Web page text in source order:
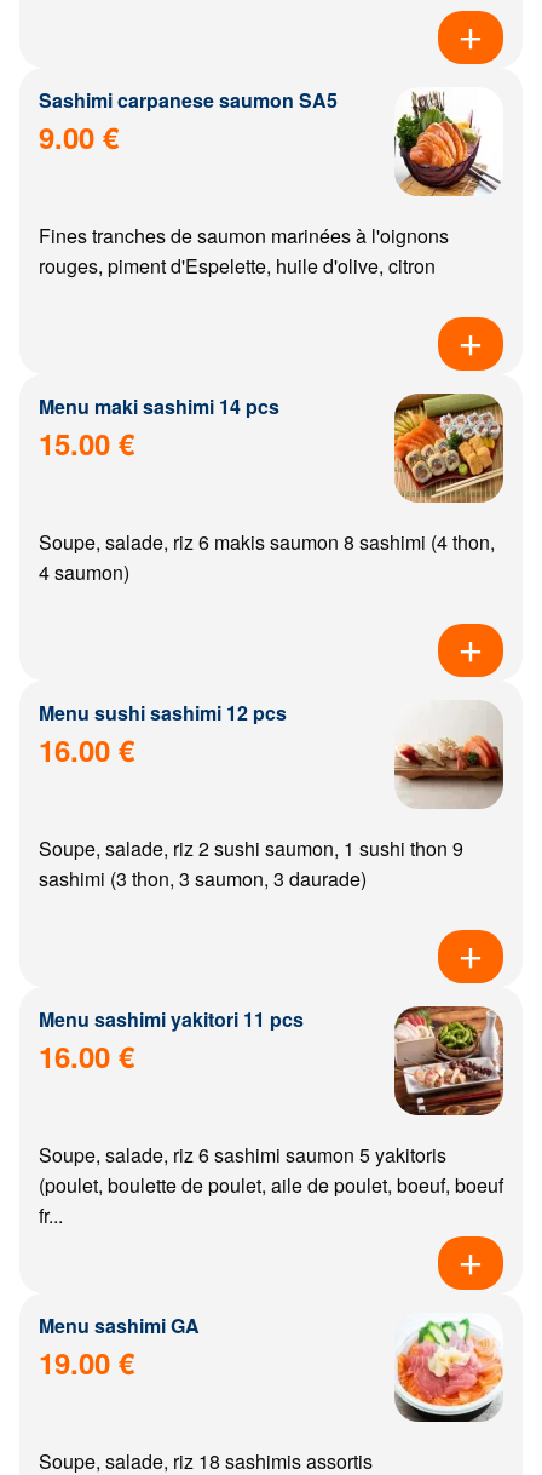
Sashimi carpanese saumon SA5
9.00 €
Fines tranches de saumon marinées à l'oignons
rouges, piment d'Espelette, huile d'olive, citron
Menu maki sashimi 14 pcs
15.00 €
Soupe, salade, riz 6 makis saumon 8 sashimi (4 thon,
4 saumon)
Menu sushi sashimi 12 pcs
16.00 €
Soupe, salade, riz 2 sushi saumon, 1 sushi thon 9
sashimi (3 thon, 3 saumon, 3 daurade)
Menu sashimi yakitori 11 pcs
16.00 €
Soupe, salade, riz 6 sashimi saumon 5 yakitoris
(poulet, boulette de poulet, aile de poulet, boeuf, boeuf
fr...
Menu sashimi GA
19.00 €
Soupe, salade, riz 18 sashimis assortis